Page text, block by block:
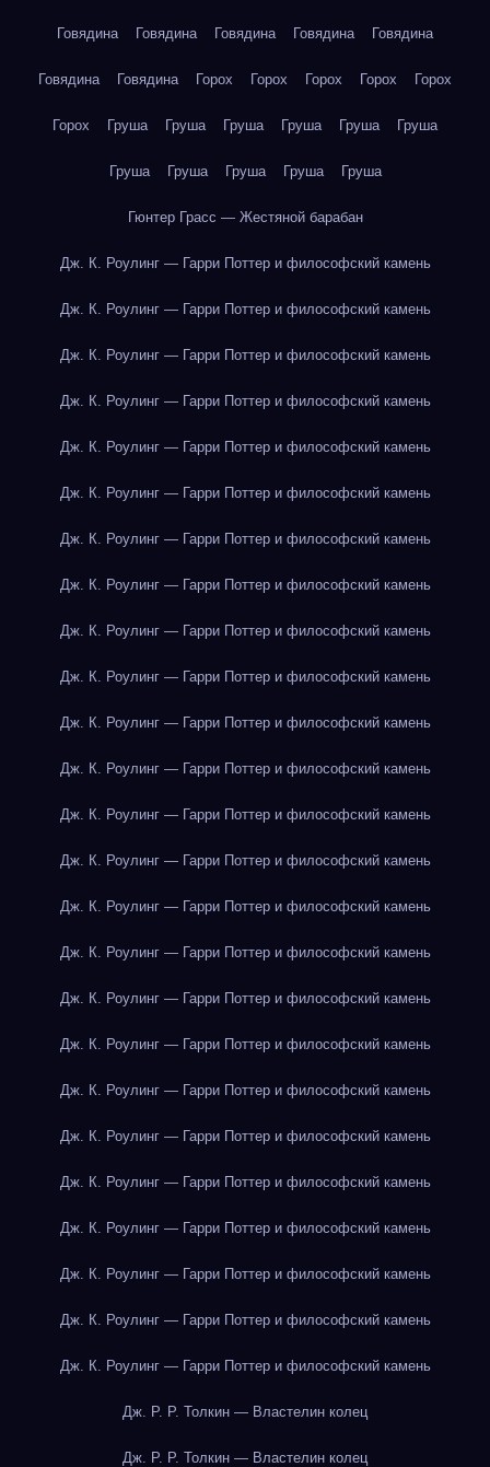
Говядина Говядина Говядина Говядина Говядина
Говядина Говядина Горох Горох Горох Горох Горох
Горох Груша Груша Груша Груша Груша Груша
Груша Груша Груша Груша Груша
Гюнтер Грасс — Жестяной барабан
Дж. К. Роулинг — Гарри Поттер и философский камень
Дж. К. Роулинг — Гарри Поттер и философский камень
Дж. К. Роулинг — Гарри Поттер и философский камень
Дж. К. Роулинг — Гарри Поттер и философский камень
Дж. К. Роулинг — Гарри Поттер и философский камень
Дж. К. Роулинг — Гарри Поттер и философский камень
Дж. К. Роулинг — Гарри Поттер и философский камень
Дж. К. Роулинг — Гарри Поттер и философский камень
Дж. К. Роулинг — Гарри Поттер и философский камень
Дж. К. Роулинг — Гарри Поттер и философский камень
Дж. К. Роулинг — Гарри Поттер и философский камень
Дж. К. Роулинг — Гарри Поттер и философский камень
Дж. К. Роулинг — Гарри Поттер и философский камень
Дж. К. Роулинг — Гарри Поттер и философский камень
Дж. К. Роулинг — Гарри Поттер и философский камень
Дж. К. Роулинг — Гарри Поттер и философский камень
Дж. К. Роулинг — Гарри Поттер и философский камень
Дж. К. Роулинг — Гарри Поттер и философский камень
Дж. К. Роулинг — Гарри Поттер и философский камень
Дж. К. Роулинг — Гарри Поттер и философский камень
Дж. К. Роулинг — Гарри Поттер и философский камень
Дж. К. Роулинг — Гарри Поттер и философский камень
Дж. К. Роулинг — Гарри Поттер и философский камень
Дж. К. Роулинг — Гарри Поттер и философский камень
Дж. К. Роулинг — Гарри Поттер и философский камень
Дж. Р. Р. Толкин — Властелин колец
Дж. Р. Р. Толкин — Властелин колец